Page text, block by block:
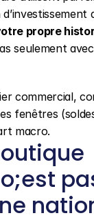
propre
seulement
commercial,
fenêtres
macro.